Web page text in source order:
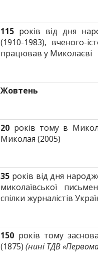
115 років від дня
(1910-1983), вченого-
працював у Миколаєві
Жовтень
20 років тому в
Миколая (2005)
35 років від дня
миколаївської
спілки журналістів
150 років тому
(1875)(нині ТДВ